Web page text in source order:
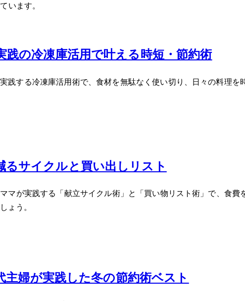
います。
践の冷凍庫活用で叶える時短・節約術
践する冷凍庫活用術で、食材を無駄なく使い切り、日々の料理
るサイクルと買い出しリスト
マが実践する「献立サイクル術」と「買い物リスト術」で、食
ょう。
主婦が実践した冬の節約術ベスト5